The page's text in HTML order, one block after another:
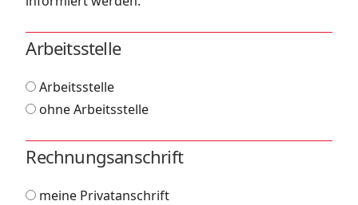
Arbeitsstelle
Arbeitsstelle
ohne Arbeitsstelle
Rechnungsanschrift
meine Privatanschrift